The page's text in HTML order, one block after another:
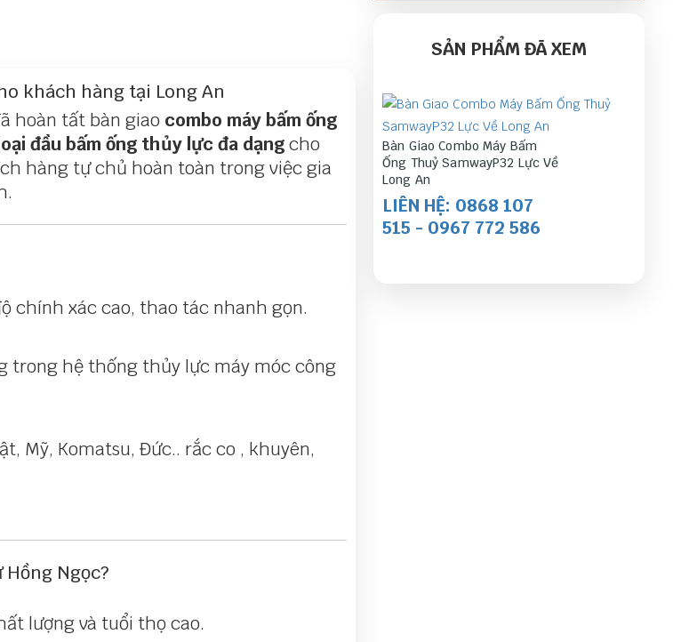
khách hàng tại Long An
hoàn tất bàn giao combo máy bấm ống
đầu bấm ống thủy lực đa dạngcho
hàng tự chủ hoàn toàn trong việc gia
chính xác cao, thao tác nhanh gọn.
trong hệ thống thủy lực máy móc công
Mỹ, Komatsu, Đức.. rắc co , khuyên,
Ngọc?
lượng và tuổi thọ cao.
SẢN PHẨM ĐÃ XEM
Bàn Giao Combo Máy Bấm
Ống Thuỷ SamwayP32 Lực Về
Long An
LIÊN HỆ: 0868 107
515 - 0967 772 586